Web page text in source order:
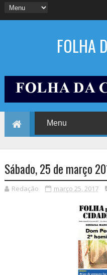
FOLHA
Sábado, 25 de março
Redação março 25, 2017